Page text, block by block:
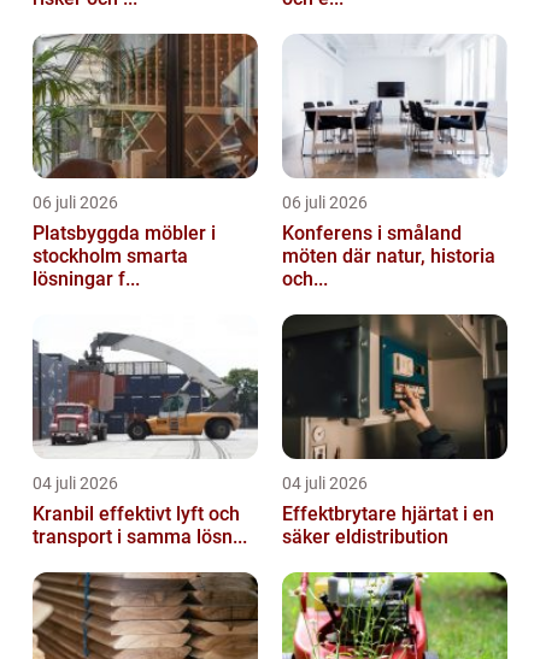
06 juli 2026
Platsbyggda möbler i
stockholm smarta
lösningar f...
06 juli 2026
Konferens i småland
möten där natur, historia
och...
04 juli 2026
Kranbil effektivt lyft och
transport i samma lösn...
04 juli 2026
Effektbrytare hjärtat i en
säker eldistribution